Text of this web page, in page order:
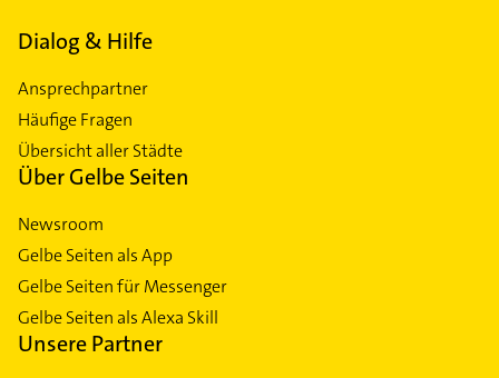
Dialog & Hilfe
Ansprechpartner
Häufige Fragen
Übersicht aller Städte
Über Gelbe Seiten
Newsroom
Gelbe Seiten als App
Gelbe Seiten für Messenger
Gelbe Seiten als Alexa Skill
Unsere Partner